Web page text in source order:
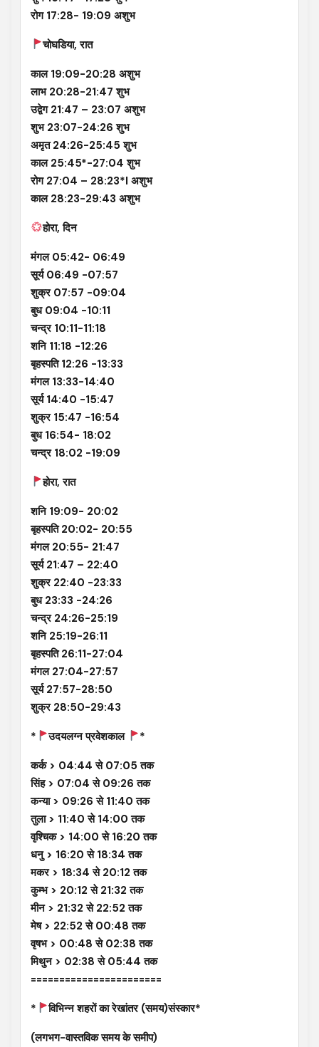
रोग 17:28- 19:09 अशुभ
चोघडिया, रात
काल 19:09-20:28 अशुभ
लाभ 20:28-21:47 शुभ
उद्वेग 21:47 – 23:07 अशुभ
शुभ 23:07-24:26 शुभ
अमृत 24:26-25:45 शुभ
काल 25:45*-27:04 शुभ
रोग 27:04 – 28:23*l अशुभ
काल 28:23-29:43 अशुभ
होरा, दिन
मंगल 05:42- 06:49
सूर्य 06:49 -07:57
शुक्र 07:57 -09:04
बुध 09:04 -10:11
चन्द्र 10:11-11:18
शनि 11:18 -12:26
बृहस्पति 12:26 -13:33
मंगल 13:33-14:40
सूर्य 14:40 -15:47
शुक्र 15:47 -16:54
बुध 16:54- 18:02
चन्द्र 18:02 -19:09
होरा, रात
शनि 19:09- 20:02
बृहस्पति 20:02- 20:55
मंगल 20:55- 21:47
सूर्य 21:47 – 22:40
शुक्र 22:40 -23:33
बुध 23:33 -24:26
चन्द्र 24:26-25:19
शनि 25:19-26:11
बृहस्पति 26:11-27:04
मंगल 27:04-27:57
सूर्य 27:57-28:50
शुक्र 28:50-29:43
* उदयलग्न प्रवेशकाल *
कर्क > 04:44 से 07:05 तक
सिंह > 07:04 से 09:26 तक
कन्या > 09:26 से 11:40 तक
तुला > 11:40 से 14:00 तक
वृश्चिक > 14:00 से 16:20 तक
धनु > 16:20 से 18:34 तक
मकर > 18:34 से 20:12 तक
कुम्भ > 20:12 से 21:32 तक
मीन > 21:32 से 22:52 तक
मेष > 22:52 से 00:48 तक
वृषभ > 00:48 से 02:38 तक
मिथुन > 02:38 से 05:44 तक
=======================
* विभिन्न शहरों का रेखांतर (समय)संस्कार*
(लगभग-वास्तविक समय के समीप)